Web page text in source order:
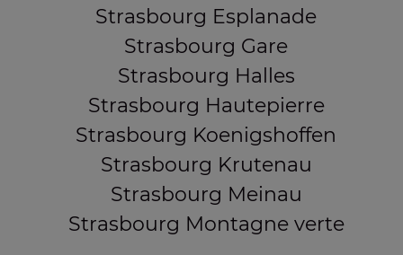
Strasbourg Esplanade
Strasbourg Gare
Strasbourg Halles
Strasbourg Hautepierre
Strasbourg Koenigshoffen
Strasbourg Krutenau
Strasbourg Meinau
Strasbourg Montagne verte